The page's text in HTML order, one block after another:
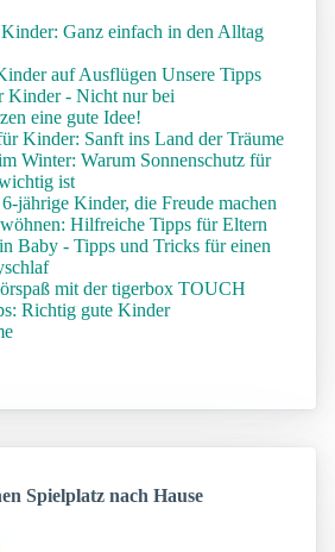
Ganz einfach in den Alltag
auf Ausflügen Unsere Tipps
Kinder - Nicht nur bei
eine gute Idee!
Kinder: Sanft ins Land der Träume
Winter: Warum Sonnenschutz für
ist
jährige Kinder, die Freude machen
Hilfreiche Tipps für Eltern
Baby - Tipps und Tricks für einen
mit der tigerbox TOUCH
Richtig gute Kinder
Spielplatz nach Hause